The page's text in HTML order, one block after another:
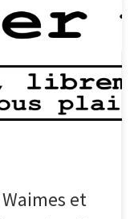
à présent dans
ce que c’est
des sachets de
et